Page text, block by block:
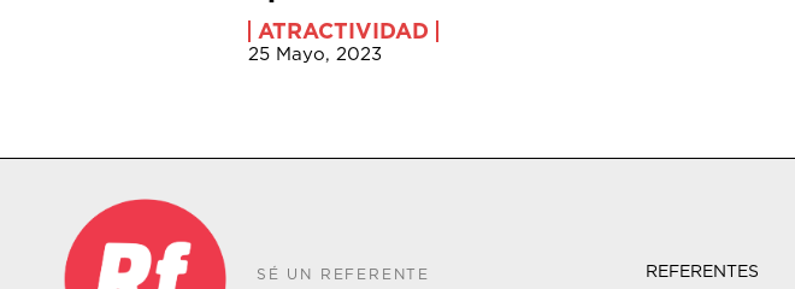
ATRACTIVIDAD
25 Mayo, 2023
SÉ UN REFERENTE REFERENTES